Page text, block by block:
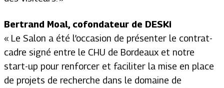
Bertrand Moal, cofondateur de DESKi
« Le Salon a été l’occasion de présenter le contrat-
cadre signé entre le CHU de Bordeaux et notre
start-up pour renforcer et faciliter la mise en place
de projets de recherche dans le domaine de